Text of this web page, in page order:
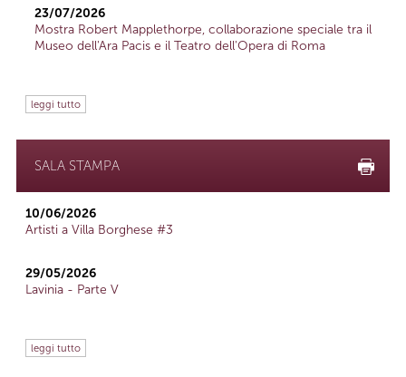
23/07/2026
Mostra Robert Mapplethorpe, collaborazione speciale tra il
Museo dell'Ara Pacis e il Teatro dell'Opera di Roma
leggi tutto
SALA STAMPA
10/06/2026
Artisti a Villa Borghese #3
29/05/2026
Lavinia - Parte V
leggi tutto